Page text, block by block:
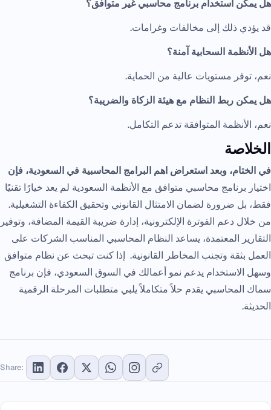
هل يمكن استخدام برنامج محاسبي غير متوافق؟
قد يؤدي ذلك إلى مخالفات وغرامات.
هل الأنظمة السحابية آمنة؟
نعم، توفر مستويات عالية من الحماية.
هل يمكن ربط النظام مع هيئة الزكاة والضريبة؟
نعم، الأنظمة المتوافقة تدعم التكامل.
الخلاصة
في الختام، وبعد استعراض اهم البرامج المحاسبية في السعودية، فإن
اختيار برنامج محاسبي متوافق مع الأنظمة السعودية لم يعد خيارًا تقنيًا
فقط، بل ضرورة لضمان الامتثال القانوني وتحقيق الكفاءة التشغيلية.
من خلال دعم الفوترة الإلكترونية، إدارة ضريبة القيمة المضافة، وتوفير
التقارير المعتمدة، يساعد النظام المحاسبي المناسب الشركات على
العمل بثقة وتجنب المخاطر القانونية. إذا كنت تبحث عن نظام متوافق
وسهل الاستخدام يدعم نمو أعمالك في السوق السعودي، فإن برنامج
سماك المحاسبي يقدم حلاً متكاملاً يلبي متطلبات المرحلة الرقمية
الحديثة.
Share: